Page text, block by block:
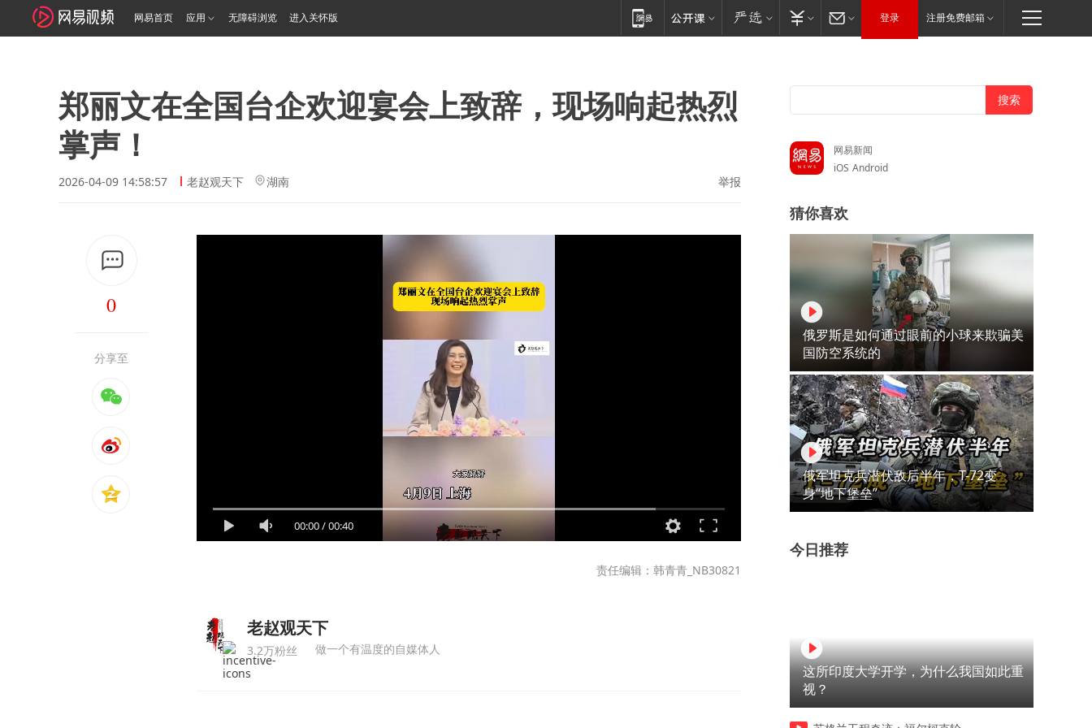
网易首页 应用 无障碍浏览 进入关怀版 登录 注册免费邮箱
郑丽文在全国台企欢迎宴会上致辞，现场响起热烈
掌声！
2026-04-09 14:58:57 老赵观天下 湖南 举报
0
分享至
00:00/00:40
责任编辑：韩青青_NB30821
老赵观天下
3.2万粉丝 做一个有温度的自媒体人
网易新闻
iOS Android
猜你喜欢
俄罗斯是如何通过眼前的小球来欺骗美
国防空系统的
俄军坦克兵潜伏敌后半年，T-72变
身“地下堡垒”
今日推荐
这所印度大学开学，为什么我国如此重
视？